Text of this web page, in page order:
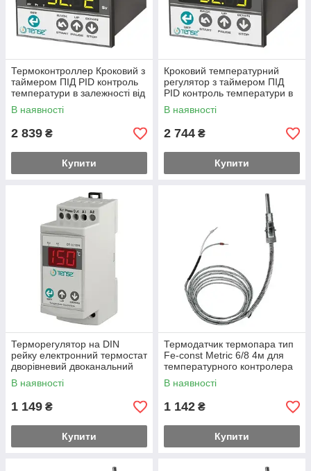
Термоконтроллер Кроковий з
таймером ПІД PID контроль
температури в залежності від
часу
В наявності
2 839 ₴
Купити
Кроковий температурний
регулятор з таймером ПІД
PID контроль температури в
залежності від часу
В наявності
2 744 ₴
Купити
Терморегулятор на DIN
рейку електронний термостат
дворівневий двоканальний
від -30 до +150 градусів
В наявності
1 149 ₴
Купити
Термодатчик термопара тип
Fe-const Metric 6/8 4м для
температурного контролера
типу DT
В наявності
1 142 ₴
Купити